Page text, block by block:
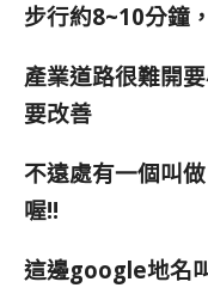
步行約8~10分鐘
產業道路很難開
要改善
不遠處有一個叫
喔!!
這邊google地名